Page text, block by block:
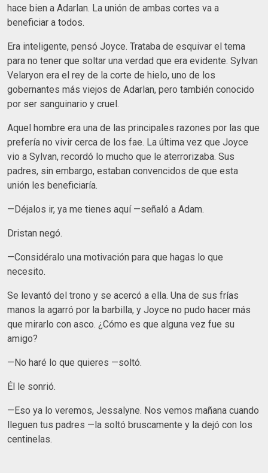
hace bien a Adarlan. La unión de ambas cortes va a
beneficiar a todos.
Era inteligente, pensó Joyce. Trataba de esquivar el tema
para no tener que soltar una verdad que era evidente. Sylvan
Velaryon era el rey de la corte de hielo, uno de los
gobernantes más viejos de Adarlan, pero también conocido
por ser sanguinario y cruel.
Aquel hombre era una de las principales razones por las que
prefería no vivir cerca de los fae. La última vez que Joyce
vio a Sylvan, recordó lo mucho que le aterrorizaba. Sus
padres, sin embargo, estaban convencidos de que esta
unión les beneficiaría.
—Déjalos ir, ya me tienes aquí —señaló a Adam.
Dristan negó.
—Considéralo una motivación para que hagas lo que
necesito.
Se levantó del trono y se acercó a ella. Una de sus frías
manos la agarró por la barbilla, y Joyce no pudo hacer más
que mirarlo con asco. ¿Cómo es que alguna vez fue su
amigo?
—No haré lo que quieres —soltó.
Él le sonrió.
—Eso ya lo veremos, Jessalyne. Nos vemos mañana cuando
lleguen tus padres —la soltó bruscamente y la dejó con los
centinelas.